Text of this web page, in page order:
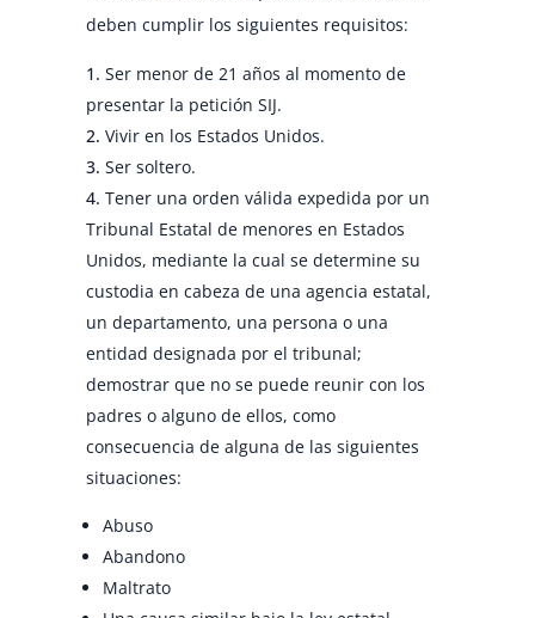
deben cumplir los siguientes requisitos:
Ser menor de 21 años al momento de
presentar la petición SIJ.
Vivir en los Estados Unidos.
Ser soltero.
Tener una orden válida expedida por un
Tribunal Estatal de menores en Estados
Unidos, mediante la cual se determine su
custodia en cabeza de una agencia estatal,
un departamento, una persona o una
entidad designada por el tribunal;
demostrar que no se puede reunir con los
padres o alguno de ellos, como
consecuencia de alguna de las siguientes
situaciones:
Abuso
Abandono
Maltrato